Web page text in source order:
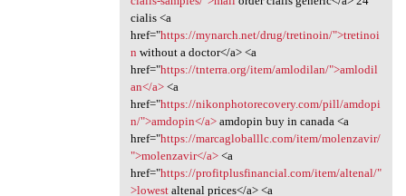
cialis <a
href="https://mynarch.net/drug/tretinoin/">tretinoi
n without a doctor</a> <a
href="https://tnterra.org/item/amlodilan/">amlodil
an</a><a
href="https://nikonphotorecovery.com/pill/amdopi
n/">amdopin</a>amdopin buy in canada <a
href="https://marcagloballlc.com/item/molenzavir/
">molenzavir</a><a
href="https://profitplusfinancial.com/item/altenal/"
>lowestaltenal prices</a> <a